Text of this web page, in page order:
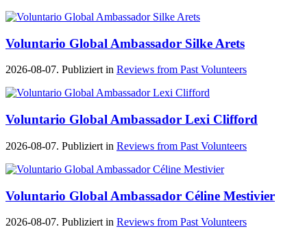
Voluntario Global Ambassador Silke Arets
2026-08-07. Publiziert in Reviews from Past Volunteers
Voluntario Global Ambassador Lexi Clifford
2026-08-07. Publiziert in Reviews from Past Volunteers
Voluntario Global Ambassador Céline Mestivier
2026-08-07. Publiziert in Reviews from Past Volunteers